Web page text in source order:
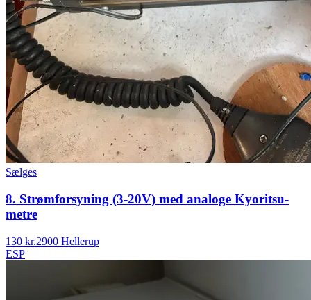
Sælges
8. Strømforsyning (3-20V) med analoge Kyoritsu-
metre
130 kr.2900 Hellerup
ESP